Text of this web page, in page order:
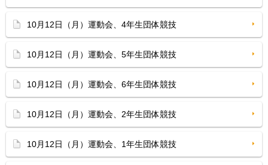
10月12日（月）運動会、4年生団体競技
10月12日（月）運動会、5年生団体競技
10月12日（月）運動会、6年生団体競技
10月12日（月）運動会、2年生団体競技
10月12日（月）運動会、1年生団体競技